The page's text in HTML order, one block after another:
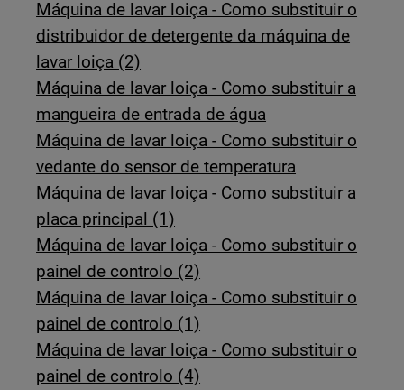
Máquina de lavar loiça - Como substituir o
distribuidor de detergente da máquina de
lavar loiça (2)
Máquina de lavar loiça - Como substituir a
mangueira de entrada de água
Máquina de lavar loiça - Como substituir o
vedante do sensor de temperatura
Máquina de lavar loiça - Como substituir a
placa principal (1)
Máquina de lavar loiça - Como substituir o
painel de controlo (2)
Máquina de lavar loiça - Como substituir o
painel de controlo (1)
Máquina de lavar loiça - Como substituir o
painel de controlo (4)